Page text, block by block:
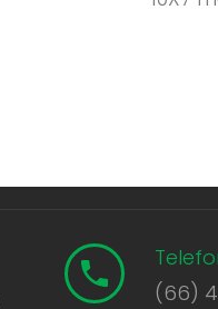
(66)